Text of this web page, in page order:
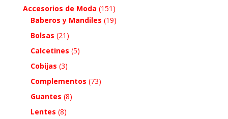
Accesorios de Moda (151)
Baberos y Mandiles (19)
Bolsas (21)
Calcetines (5)
Cobijas (3)
Complementos (73)
Guantes (8)
Lentes (8)